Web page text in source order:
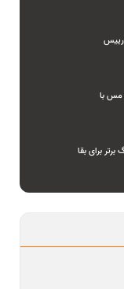
رییس
مس با
برای بقا